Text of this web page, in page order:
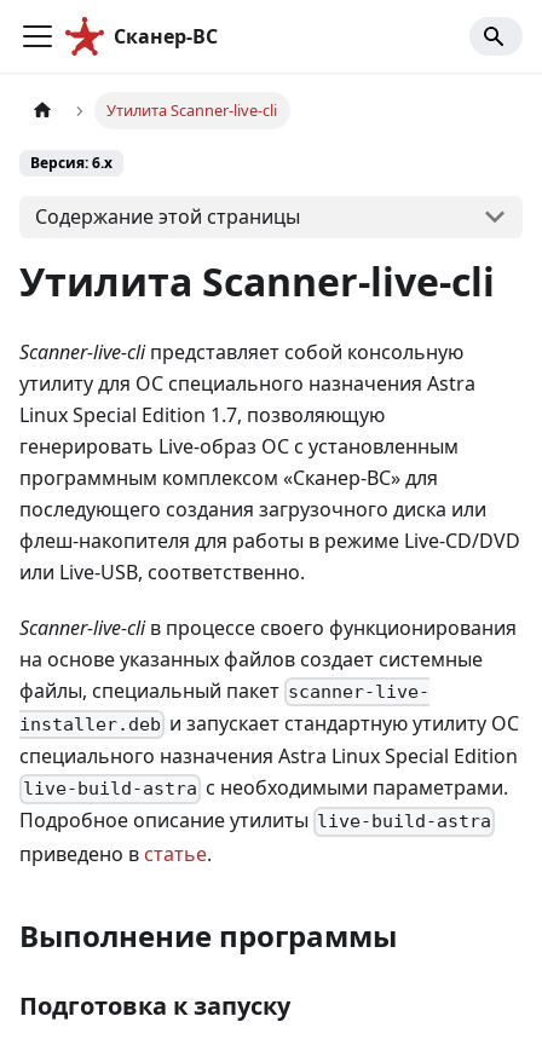
Сканер-ВС
Утилита Scanner-live-cli
Версия: 6.x
Содержание этой страницы
Утилита Scanner-live-cli
Scanner-live-cliпредставляет собой консольную
утилиту для ОС специального назначения Astra
Linux Special Edition 1.7, позволяющую
генерировать Live-образ ОС с установленным
программным комплексом «Сканер-ВС» для
последующего создания загрузочного диска или
флеш-накопителя для работы в режиме Live-CD/DVD
или Live-USB, соответственно.
Scanner-live-cliв процессе своего функционирования
на основе указанных файлов создает системные
файлы, специальный пакет scanner-live-
installer.deb и запускает стандартную утилиту ОС
специального назначения Astra Linux Special Edition
live-build-astra с необходимыми параметрами.
Подробное описание утилиты live-build-astra
приведено в статье.
Выполнение программы
Подготовка к запуску